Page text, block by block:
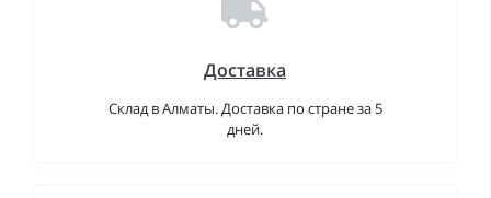
Доставка
Склад в Алматы. Доставка по стране за 5
дней.